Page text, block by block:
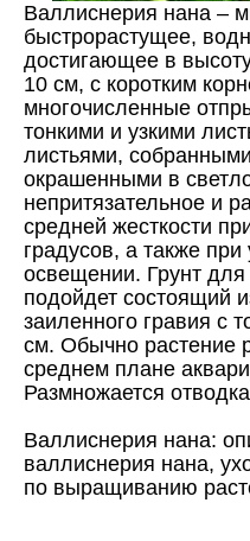
Валлиснерия нана –
быстрорастущее,
достигающее в
10 см, с коротким
многочисленные
тонкими и узкими
листьями,
окрашенными в
непритязательное и
средней жесткости
градусов, а также
освещении. Грунт
подойдет состоящий
заиленного гравия с
см. Обычно растение
среднем плане
Размножается
Валлиснерия нана:
валлиснерия нана,
по выращиванию